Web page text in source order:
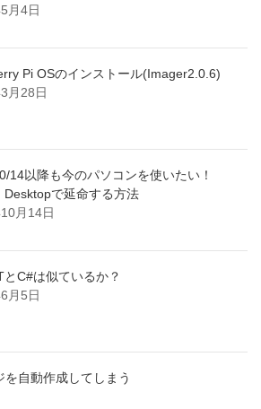
月4日
Pi OSのインストール(Imager2.0.6)
月28日
14以降も今のパソコンを使いたい！
Desktopで延命する方法
月14日
とC#は似ているか？
月5日
自動作成してしまう